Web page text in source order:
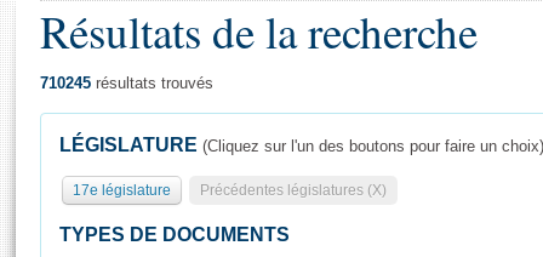
Présidence
Séance publique
Général
Rôle et pouvoirs de l'Assemblée
Visiter l'Assemblée
Résultats de la recherche
710245 résultats trouvés
LÉGISLATURE (Cliquez sur l'un des boutons pour faire un choix)
17e législature Précédentes législatures (X)
TYPES DE DOCUMENTS